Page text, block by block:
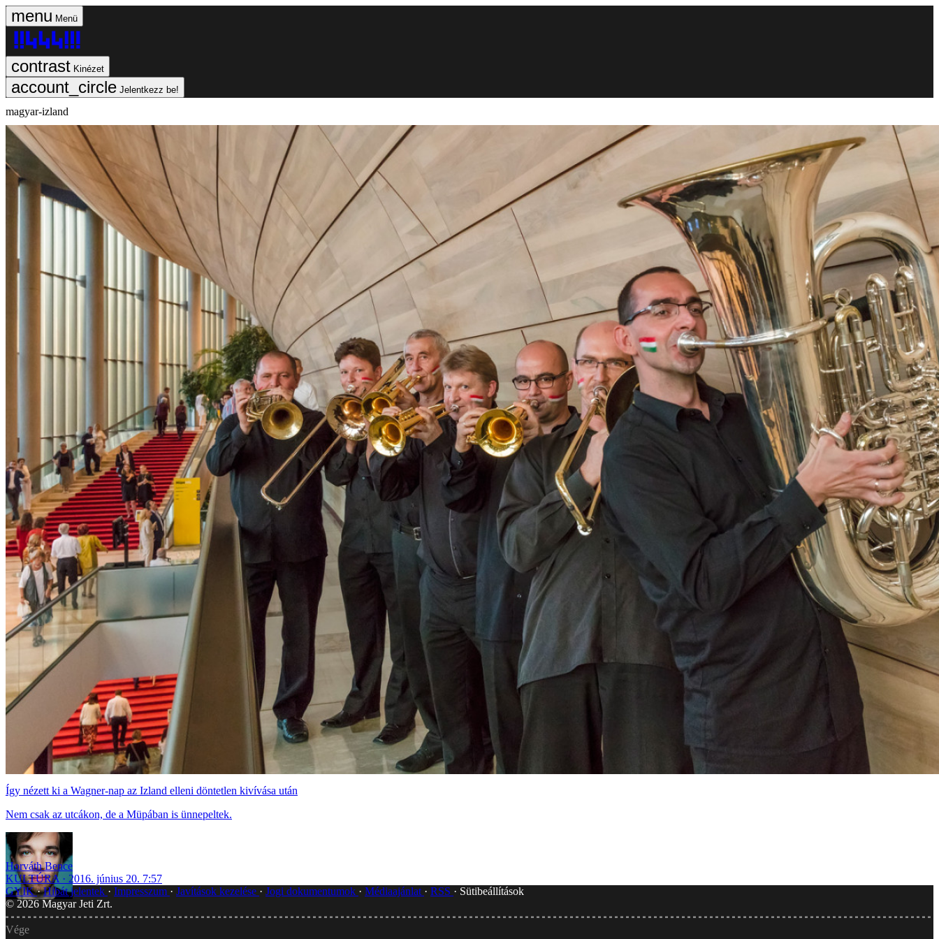
Menü
Kinézet
Jelentkezz be!
magyar-izland
Így nézett ki a Wagner-nap az Izland elleni döntetlen kivívása után
Nem csak az utcákon, de a Müpában is ünnepeltek.
Horváth Bence
KULTÚRA
2016. június 20. 7:57
GYIK Hibát jelentek Impresszum Javítások kezelése Jogi dokumentumok Médiaajánlat RSS
Sütibeállítások
© 2026 Magyar Jeti Zrt.
Vége